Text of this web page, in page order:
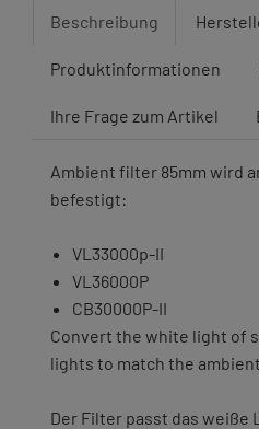
Beschreibung
Produktinformationen
Ihre Frage zum Artikel
Ambient filter 85mm wird
befestigt:
VL33000p-II
VL36000P
CB30000P-II
Convert the white light of
lights to match the
Der Filter passt das weiße